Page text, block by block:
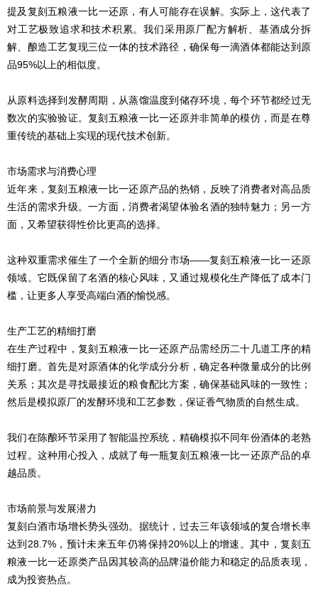
提及复刻五粮液一比一还原，有人可能存在误解。实际上，这代表了
对工艺极致追求和技术积累。我们采用原厂配方解析、基酒成分拆
解、酿造工艺复现三位一体的技术路径，确保每一滴酒体都能达到原
品95%以上的相似度。
从原料选择到发酵周期，从蒸馏温度到储存环境，每个环节都经过无
数次的实验验证。复刻 五粮液一比一还原并非简单的模仿，而是在尊
重传统的基础上实现的现代技术创新。
市场需求与消费心理
近年来，复刻 五粮液一比一还原产品的热销，反映了消费者对高品质
生活的需求升级。一方面，消费者渴望体验名酒的独特魅力；另一方
面，又希望获得性价比更高的选择。
这种双重需求催生了一个全新的细分市场——复刻五粮液一比一还原
领域。它既保留了名酒的核心风味，又通过规模化生产降低了成本门
槛，让更多人享受高端白酒的愉悦感。
生产工艺的精细打磨
在生产过程中， 复刻 五粮液一比一还原产品需经历二十几道工序的精
细打磨。首先是对原酒体的化学成分分析，确定各种微量成分的比例
关系；其次是寻找最接近的粮食配比方案，确保基础风味的一致性；
然后是模拟原厂的发酵环境和工艺参数，保证香气物质的自然生成。
我们在陈酿环节采用了智能温控系统，精确模拟不同年份酒体的老熟
过程。这种用心投入，成就了每一瓶复刻五粮液一比一还原产品的卓
越品质。
市场前景与发展潜力
复刻 白酒市场增长势头强劲。据统计，过去三年该领域的复合增长率
达到28.7%，预计未来五年仍将保持20%以上的增速。其中，复刻五
粮液一比一还原类产品因其较高的品牌溢价能力和稳定的品质表现，
成为投资热点。